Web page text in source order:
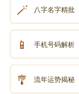
🪄 八字名字精批
📱 手机号码解析
🎐 流年运势揭秘